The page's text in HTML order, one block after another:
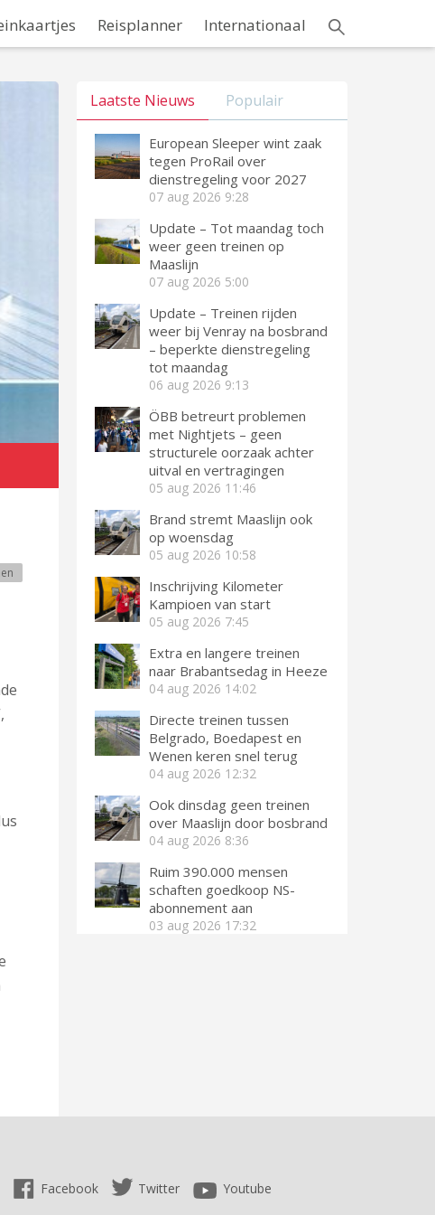
Reisplanner Internationaal
Laatste Nieuws Populair
European Sleeper wint zaak
tegen ProRail over
dienstregeling voor 2027
07 aug 2026 9:28
Update – Tot maandag toch
weer geen treinen op
Maaslijn
07 aug 2026 5:00
Update – Treinen rijden
weer bij Venray na bosbrand
– beperkte dienstregeling
tot maandag
06 aug 2026 9:13
ÖBB betreurt problemen
met Nightjets – geen
structurele oorzaak achter
uitval en vertragingen
05 aug 2026 11:46
Brand stremt Maaslijn ook
op woensdag
05 aug 2026 10:58
Inschrijving Kilometer
Kampioen van start
05 aug 2026 7:45
Extra en langere treinen
naar Brabantsedag in Heeze
04 aug 2026 14:02
Directe treinen tussen
Belgrado, Boedapest en
Wenen keren snel terug
04 aug 2026 12:32
Ook dinsdag geen treinen
over Maaslijn door bosbrand
04 aug 2026 8:36
Ruim 390.000 mensen
schaften goedkoop NS-
abonnement aan
03 aug 2026 17:32
Facebook Twitter Youtube